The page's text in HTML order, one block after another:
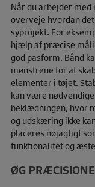
Når du arbejder
overveje hvordan
syprojekt. For
hjælp af præcise
god pasform. Bånd
mønstrene for at
elementer i tøjet.
kan være
beklædningen, hvor
og udskæring ikke
placeres nøjagtigt
funktionalitet og
ØG